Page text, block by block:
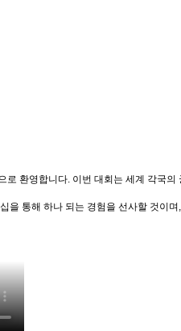
환영합니다. 이번 대회는 세계 각국
을 통해 하나 되는 경험을 선사할 것이